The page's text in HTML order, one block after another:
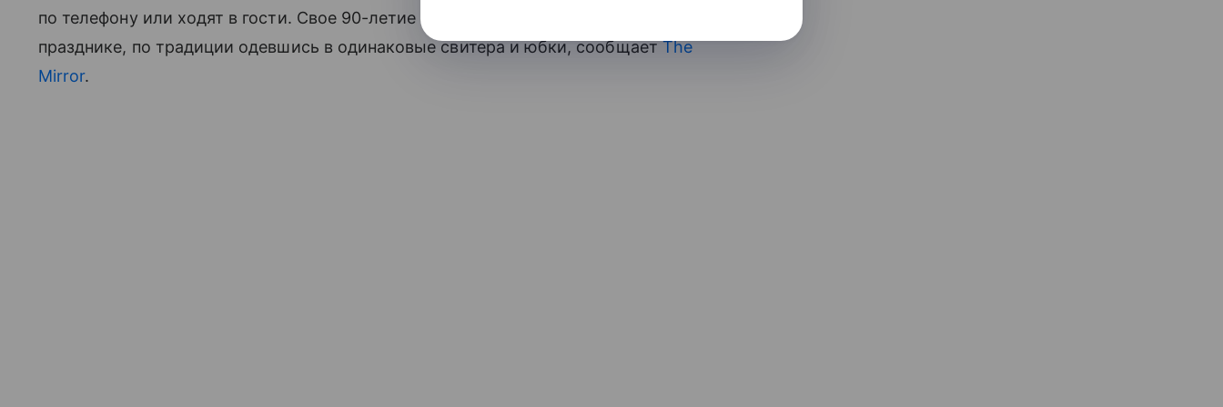
по телефону или ходят в гости. Свое 90-летие близняшки отметили на совместном
празднике, по традиции одевшись в одинаковые свитера и юбки, сообщаетThe
Mirror.